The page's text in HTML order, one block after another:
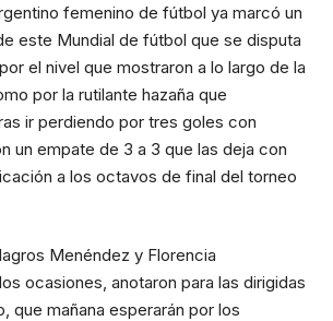
femenino de fútbol ya marcó un
este Mundial de fútbol que se disputa
el nivel que mostraron a lo largo de la
por la rutilante hazaña que
ir perdiendo por tres goles con
un empate de 3 a 3 que las deja con
a los octavos de final del torneo
Menéndez y Florencia
ocasiones, anotaron para las dirigidas
que mañana esperarán por los